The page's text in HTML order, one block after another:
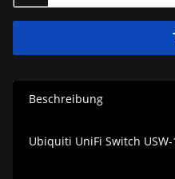
Beschreibung
Ubiquiti UniFi Switch USW-